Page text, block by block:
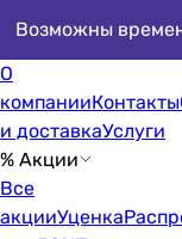
Возможны
О
компанииКонтакты
и доставкаУслуги
% Акции
Все
акцииУценка